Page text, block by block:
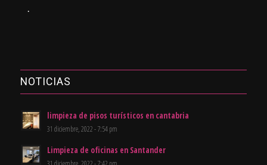
.
NOTICIAS
limpieza de pisos turísticos en cantabria
31 diciembre, 2022 - 7:54 pm
Limpieza de oficinas en Santander